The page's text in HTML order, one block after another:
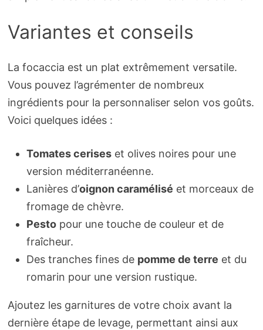
Variantes et conseils
La focaccia est un plat extrêmement versatile.
Vous pouvez l’agrémenter de nombreux
ingrédients pour la personnaliser selon vos goûts.
Voici quelques idées :
Tomates ceriseset olives noires pour une
version méditerranéenne.
Lanières d’oignon caramélisé et morceaux de
fromage de chèvre.
Pestopour une touche de couleur et de
fraîcheur.
Des tranches fines de pomme de terre et du
romarin pour une version rustique.
Ajoutez les garnitures de votre choix avant la
dernière étape de levage, permettant ainsi aux